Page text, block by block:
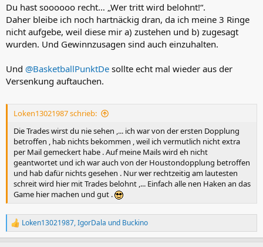
Du hast soooooo recht… „Wer tritt wird belohnt!“.
Daher bleibe ich noch hartnäckig dran, da ich meine 3 Ringe
nicht aufgebe, weil diese mir a) zustehen und b) zugesagt
wurden. Und Gewinnzusagen sind auch einzuhalten.
Und @BasketballPunktDe sollte echt mal wieder aus der
Versenkung auftauchen.
Loken13021987 schrieb:
Die Trades wirst du nie sehen ,... ich war von der ersten Dopplung
betroffen , hab nichts bekommen , weil ich vermutlich nicht extra
per Mail gemeckert habe . Auf meine Mails wird eh nicht
geantwortet und ich war auch von der Houstondopplung betroffen
und hab dafür nichts gesehen . Nur wer rechtzeitig am lautesten
schreit wird hier mit Trades belohnt ,... Einfach alle nen Haken an das
Game hier machen und gut .
R
e
Loken13021987,IgorDala und Buckino